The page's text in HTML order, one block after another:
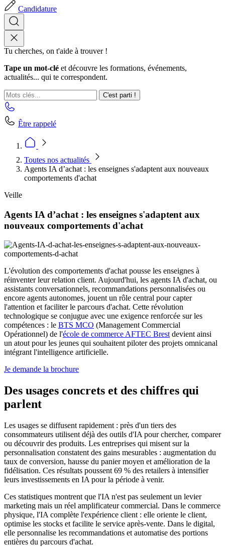
Candidature
Tu cherches, on t'aide à trouver !
Tape un mot-clé et découvre les formations, événements,
actualités... qui te correspondent.
C'est parti !
Être rappelé
Toutes nos actualités
Agents IA d’achat : les enseignes s'adaptent aux nouveaux
comportements d'achat
Veille
Agents IA d’achat : les enseignes s'adaptent aux
nouveaux comportements d'achat
L'évolution des comportements d'achat pousse les enseignes à
réinventer leur relation client. Aujourd'hui, les agents IA d'achat, ou
assistants conversationnels, recommandations personnalisées ou
encore agents autonomes, jouent un rôle central pour capter
l'attention et faciliter le parcours d'achat. Cette révolution
technologique se conjugue avec une exigence renforcée sur les
compétences : le BTS MCO (Management Commercial
Opérationnel) de l'école de commerce AFTEC Brestdevient ainsi
un atout pour les jeunes qui souhaitent piloter des projets omnicanal
intégrant l'intelligence artificielle.
Je demande la brochure
Des usages concrets et des chiffres qui
parlent
Les usages se diffusent rapidement : près d'un tiers des
consommateurs utilisent déjà des outils d'IA pour chercher, comparer
ou découvrir des produits. Les entreprises qui misent sur la
personnalisation constatent des gains mesurables : augmentation du
taux de conversion, hausse du panier moyen et amélioration de la
fidélisation. Ces résultats poussent 69 % des retailers à intensifier
leurs investissements en IA pour la période à venir.
Ces statistiques montrent que l'IA n'est pas seulement un levier
marketing mais un réel amplificateur commercial. Dans le commerce
physique, l'IA complète l'expérience client : elle oriente le client,
optimise les stocks et facilite le service après-vente. Dans le digital,
elle personnalise les recommandations et automatise des portions
entières du parcours d'achat.